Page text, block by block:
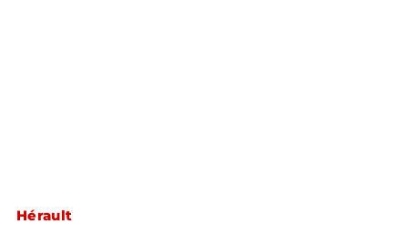
Hérault